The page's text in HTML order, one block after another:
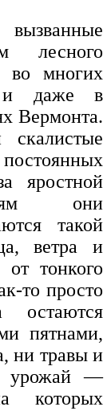
лесного
во многих
и даже в
Вермонта.
яростной
они
такой
ветра и
от тонкого
то просто
остаются
пятнами,
ни травы и
урожай —
которых